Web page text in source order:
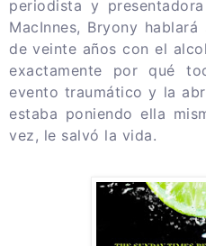
periodista y
MacInnes, Bryony
de veinte años con el
exactamente por qué
evento traumático y la
estaba poniendo ella
vez, le salvó la vida.